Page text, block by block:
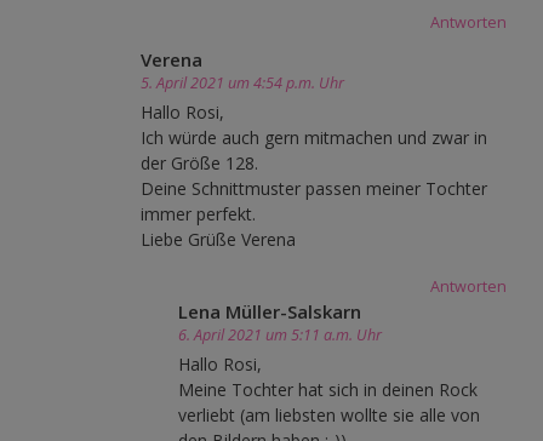
Antworten
Verena
5. April 2021 um 4:54 p.m. Uhr
Hallo Rosi,
Ich würde auch gern mitmachen und zwar in
der Größe 128.
Deine Schnittmuster passen meiner Tochter
immer perfekt.
Liebe Grüße Verena
Antworten
Lena Müller-Salskarn
6. April 2021 um 5:11 a.m. Uhr
Hallo Rosi,
Meine Tochter hat sich in deinen Rock
verliebt (am liebsten wollte sie alle von